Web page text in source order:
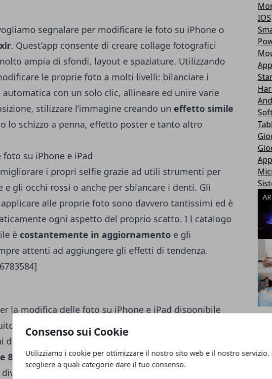
Consenso sui Cookie
Utilizziamo i cookie per ottimizzare il nostro sito web e il nostro servizio.
scegliere a quali categorie dare il tuo consenso.
segnalare per modificare le foto su iPhone o
. Quest’app consente di creare collage fotografici
ampia di sfondi, layout e spaziature. Utilizzando
le proprie foto a molti livelli: bilanciare i
con un solo clic, allineare ed unire varie
stilizzare l’immagine creando un effetto simile
o lo schizzo a penna, effetto poster e tanto altro
i propri selfie grazie ad utili strumenti per
e gli occhi rossi o anche per sbiancare i denti. Gli
alle proprie foto sono davvero tantissimi ed è
ogni aspetto del proprio scatto. I l catalogo
è costantemente in aggiornamento e gli
attenti ad aggiungere gli effetti di tendenza.
la modifica delle foto su iPhone e iPad disponibile
su App Store, estremamente famosa, tanto da aver
di download. Gli effetti disponibili per modificare le
800
e utilizzando questa applicazione è possibile:
aggiungere alle proprie foto gli effetti
IOS